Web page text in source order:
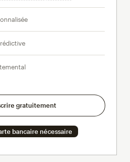
gratuitement
bancaire nécessaire